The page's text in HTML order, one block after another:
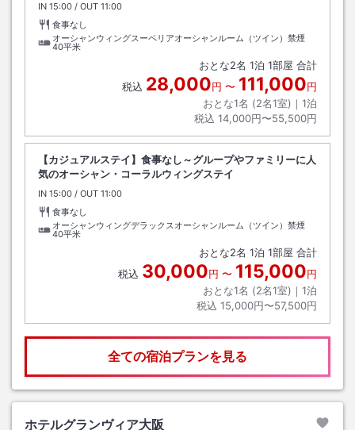
IN チェックイン
15:00 / OUT チェックアウト
11:00
食事なし
オーシャンウィングスーペリアオーシャンルーム（ツイン）禁煙
40平米
おとな2名 1泊 1部屋 合計
税込 28,000円 〜 111,000円
おとな1名 (2名1室)｜ 1泊
税込 14,000円〜55,500円
【カジュアルステイ】食事なし～グループやファミリーに人
気のオーシャン・コーラルウィングステイ
IN チェックイン
15:00 / OUT チェックアウト
11:00
食事なし
オーシャンウィングデラックスオーシャンルーム（ツイン）禁煙
40平米
おとな2名 1泊 1部屋 合計
税込 30,000円 〜 115,000円
おとな1名 (2名1室)｜ 1泊
税込 15,000円〜57,500円
全ての宿泊プランを見る
ホテルグランヴィア大阪